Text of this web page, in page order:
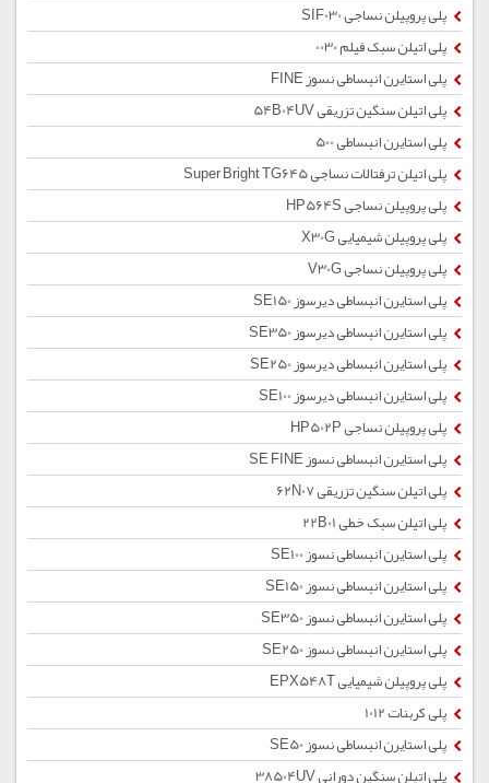
پلی پروپیلن نساجی SIF030
پلی اتیلن سبک فیلم 0030
پلی استایرن انبساطی نسوز FINE
پلی اتیلن سنگین تزریقی 54B04UV
پلی استایرن انبساطی 500
پلی اتیلن ترفتالات نساجی Super Bright TG645
پلی پروپیلن نساجی HP564S
پلی پروپیلن شیمیایی X30G
پلی پروپیلن نساجی V30G
پلی استایرن انبساطی دیرسوز SE150
پلی استایرن انبساطی دیرسوز SE350
پلی استایرن انبساطی دیرسوز SE250
پلی استایرن انبساطی دیرسوز SE100
پلی پروپیلن نساجی HP502P
پلی استایرن انبساطی نسوز SE FINE
پلی اتیلن سنگین تزریقی 62N07
پلی اتیلن سبک خطی 22B01
پلی استایرن انبساطی نسوز SE100
پلی استایرن انبساطی نسوز SE150
پلی استایرن انبساطی نسوز SE350
پلی استایرن انبساطی نسوز SE250
پلی پروپیلن شیمیایی EPX548T
پلی کربنات 1012
پلی استایرن انبساطی نسوز SE50
پلی اتیلن سنگین دورانی 38504UV